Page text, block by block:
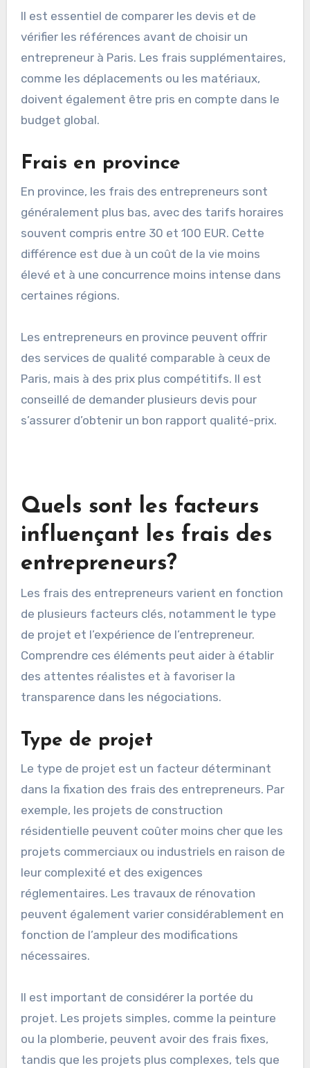
Il est essentiel de comparer les devis et de
vérifier les références avant de choisir un
entrepreneur à Paris. Les frais supplémentaires,
comme les déplacements ou les matériaux,
doivent également être pris en compte dans le
budget global.
Frais en province
En province, les frais des entrepreneurs sont
généralement plus bas, avec des tarifs horaires
souvent compris entre 30 et 100 EUR. Cette
différence est due à un coût de la vie moins
élevé et à une concurrence moins intense dans
certaines régions.
Les entrepreneurs en province peuvent offrir
des services de qualité comparable à ceux de
Paris, mais à des prix plus compétitifs. Il est
conseillé de demander plusieurs devis pour
s’assurer d’obtenir un bon rapport qualité-prix.
Quels sont les facteurs
influençant les frais des
entrepreneurs?
de plusieurs facteurs clés, notamment le type
Comprendre ces éléments peut aider à établir
des attentes réalistes et à favoriser la
transparence dans les négociations.
Type de projet
Le type de projet est un facteur déterminant
dans la fixation des frais des entrepreneurs. Par
exemple, les projets de construction
résidentielle peuvent coûter moins cher que les
leur complexité et des exigences
réglementaires. Les travaux de rénovation
peuvent également varier considérablement en
fonction de l’ampleur des modifications